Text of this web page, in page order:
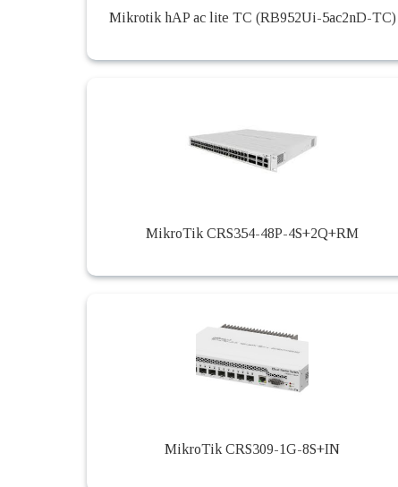
Mikrotik hAP ac lite TC (RB952Ui-5ac2nD-TC)
MikroTik CRS354-48P-4S+2Q+RM
MikroTik CRS309-1G-8S+IN